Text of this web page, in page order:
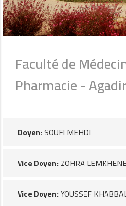
Faculté de
Pharmacie - Agadir
Doyen SOUFI MEHDI
Vice Doyen ZOHRA
Vice Doyen YOUSSEF